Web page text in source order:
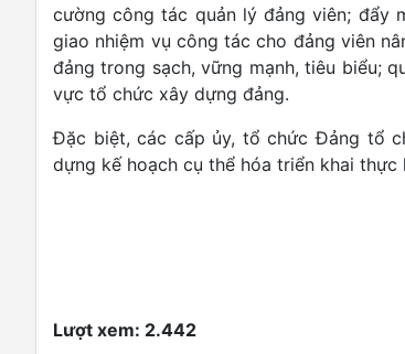
cường công tác quản lý đảng viên; đẩy
giao nhiệm vụ công tác cho đảng viên
đảng trong sạch, vững mạnh, tiêu biểu;
vực tổ chức xây dựng đảng.
Đặc biệt, các cấp ủy, tổ chức Đảng tổ
dựng kế hoạch cụ thể hóa triển khai
Lượt xem: 2.442